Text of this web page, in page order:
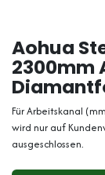
Aohua
2300mm
Für Arbeitskanal
wird nur auf
ausgeschlossen.